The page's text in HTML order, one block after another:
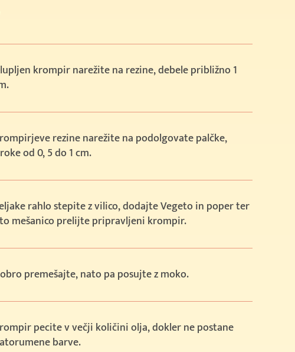
krompir narežite na rezine, debele približno 1
rezine narežite na podolgovate palčke,
od 0, 5 do 1 cm.
rahlo stepite z vilico, dodajte Vegeto in poper ter
mešanico prelijte pripravljeni krompir.
premešajte, nato pa posujte z moko.
pecite v večji količini olja, dokler ne postane
barve.